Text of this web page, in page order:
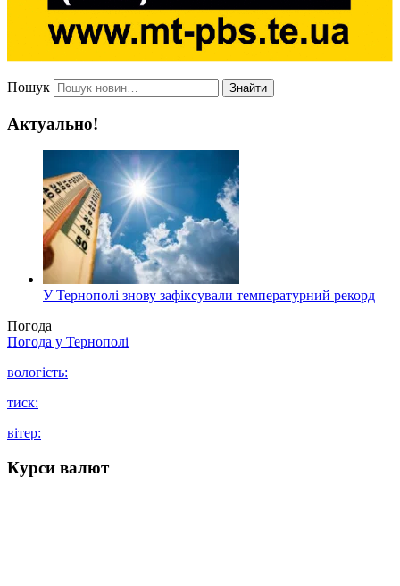
Пошук Знайти
Актуально!
У Тернополі знову зафіксували температурний рекорд
Погода
Погода у Тернополі
вологість:
тиск:
вітер:
Курси валют